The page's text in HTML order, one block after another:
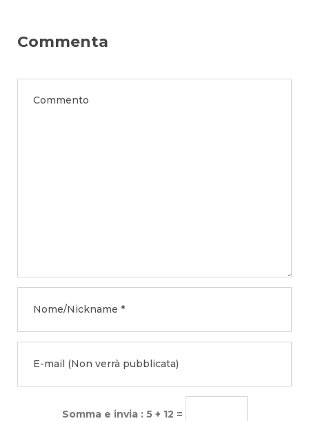
Commenta
Somma e invia : 5 + 12 =